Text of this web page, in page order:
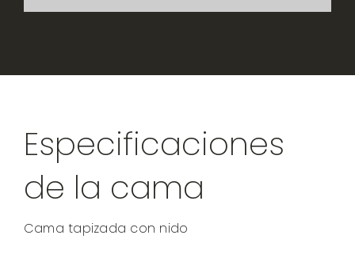
Especificaciones
de la cama
Cama tapizada con nido